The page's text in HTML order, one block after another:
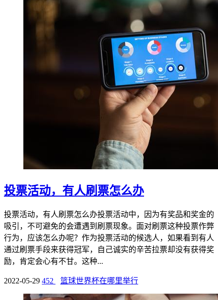
投票活动，有人刷票怎么办
投票活动，有人刷票怎么办投票活动中，因为有奖品和奖金的
吸引，不可避免的会遭遇到刷票现象。面对刷票这种投票作弊
行为，应该怎么办呢？作为投票活动的候选人，如果看到有人
通过刷票手段来获得冠军，自己诚实的辛苦拉票却没有获得奖
励，肯定会心有不甘。这种...
2022-05-29 452 篮球世界杯在哪里举行